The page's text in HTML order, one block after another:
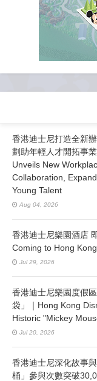
香港迪士尼打造全新
劃助年輕人才開拓事
Unveils New
Collaboration,
Young Talent
Aug 04, 2026
香港迪士尼樂園酒店
Coming to Hong
Jul 29, 2026
香港迪士尼樂園度假
袋」｜Hong Kong
Historic "Mickey
Jul 20, 2026
香港迪士尼深化故事
桶」參與次數突破